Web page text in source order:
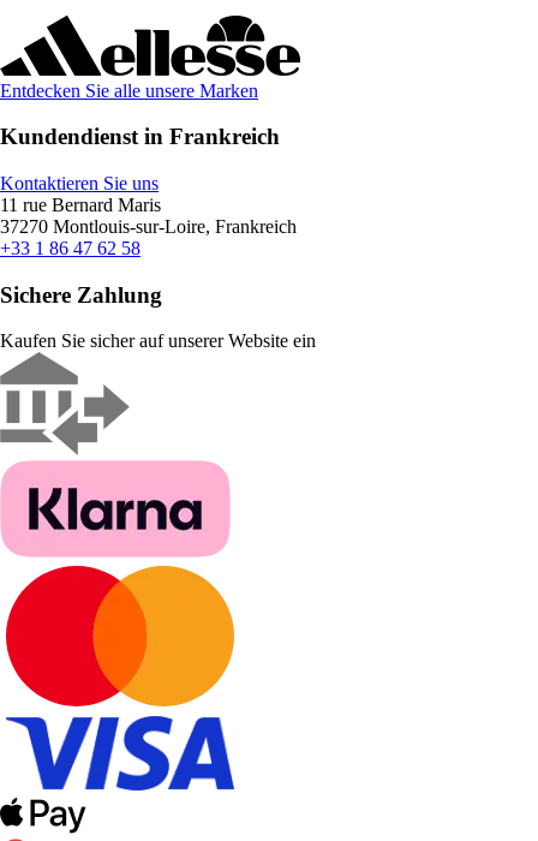
Entdecken Sie alle unsere Marken
Kundendienst in Frankreich
Kontaktieren Sie uns
11 rue Bernard Maris
37270 Montlouis-sur-Loire, Frankreich
+33 1 86 47 62 58
Sichere Zahlung
Kaufen Sie sicher auf unserer Website ein